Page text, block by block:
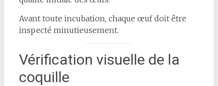
Avant toute incubation, chaque œuf doit être
inspecté minutieusement.
Vérification visuelle de la
coquille